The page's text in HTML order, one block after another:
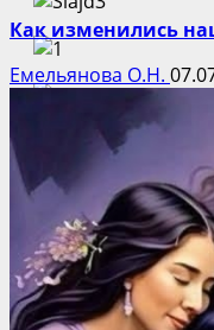
Как изменились
Емельянова О.Н.